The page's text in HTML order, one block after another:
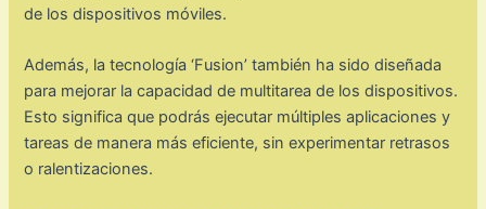
de los dispositivos móviles.
Además, la tecnología ‘Fusion’ también ha sido diseñada
para mejorar la capacidad de multitarea de los dispositivos.
Esto significa que podrás ejecutar múltiples aplicaciones y
tareas de manera más eficiente, sin experimentar retrasos
o ralentizaciones.